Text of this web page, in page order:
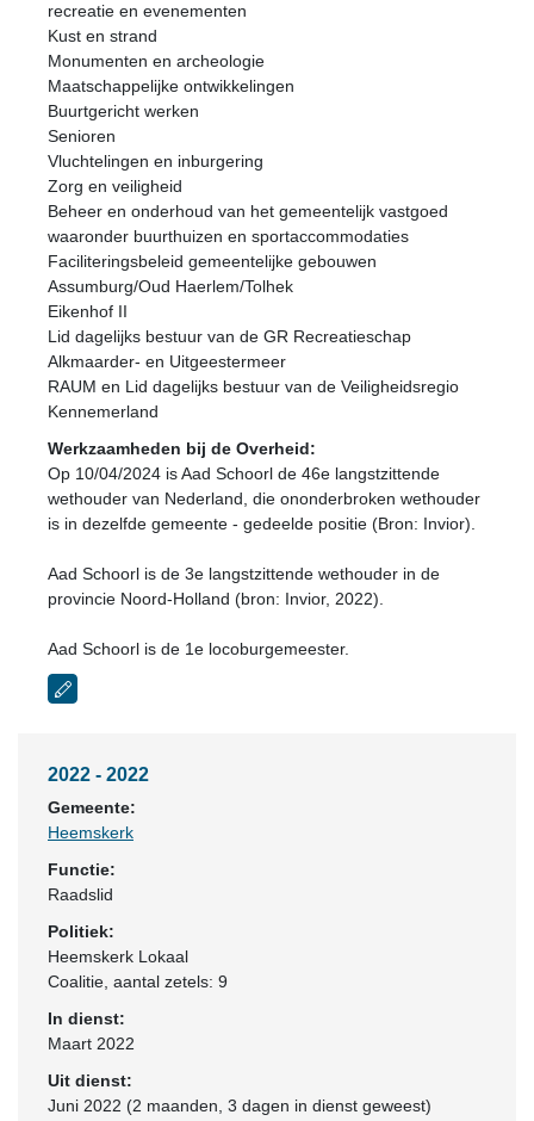
recreatie en evenementen
Kust en strand
Monumenten en archeologie
Maatschappelijke ontwikkelingen
Buurtgericht werken
Senioren
Vluchtelingen en inburgering
Zorg en veiligheid
Beheer en onderhoud van het gemeentelijk vastgoed
waaronder buurthuizen en sportaccommodaties
Faciliteringsbeleid gemeentelijke gebouwen
Assumburg/Oud Haerlem/Tolhek
Eikenhof II
Lid dagelijks bestuur van de GR Recreatieschap
Alkmaarder- en Uitgeestermeer
RAUM en Lid dagelijks bestuur van de Veiligheidsregio
Kennemerland
Werkzaamheden bij de Overheid:
Op 10/04/2024 is Aad Schoorl de 46e langstzittende
wethouder van Nederland, die ononderbroken wethouder
is in dezelfde gemeente - gedeelde positie (Bron: Invior).
Aad Schoorl is de 3e langstzittende wethouder in de
provincie Noord-Holland (bron: Invior, 2022).
Aad Schoorl is de 1e locoburgemeester.
2022 - 2022
Gemeente:
Heemskerk
Functie:
Raadslid
Politiek:
Heemskerk Lokaal
Coalitie , aantal zetels: 9
In dienst:
Maart 2022
Uit dienst:
Juni 2022 (2 maanden, 3 dagen in dienst geweest)